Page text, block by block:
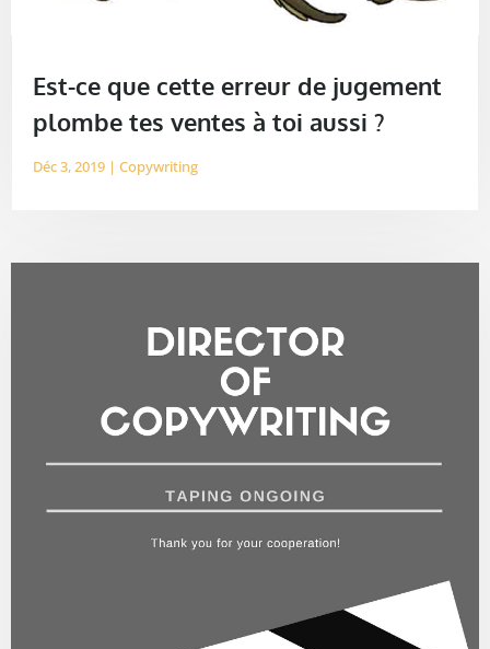
Est-ce que cette erreur de jugement
plombe tes ventes à toi aussi ?
Déc 3, 2019 |Copywriting